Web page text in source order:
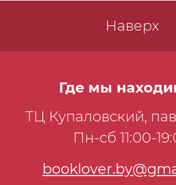
Наверх
Где мы
ТЦ Купаловский,
Пн-сб 11:00-